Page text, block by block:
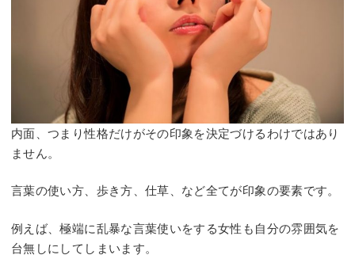
内面、つまり性格だけがその印象を決定づけるわけではあり
ません。
言葉の使い方、歩き方、仕草、など全てが印象の要素です。
例えば、極端に乱暴な言葉使いをする女性も自分の雰囲気を
台無しにしてしまいます。